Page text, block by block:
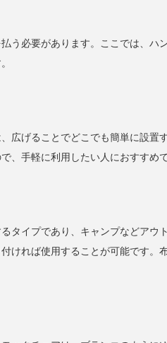
う必要があります。ここでは、ハ
広げることでどこでも簡単に設置
、手軽に利用したい人におすすめで
タイプであり、キャンプなどアウ
ければ使用することが可能です。